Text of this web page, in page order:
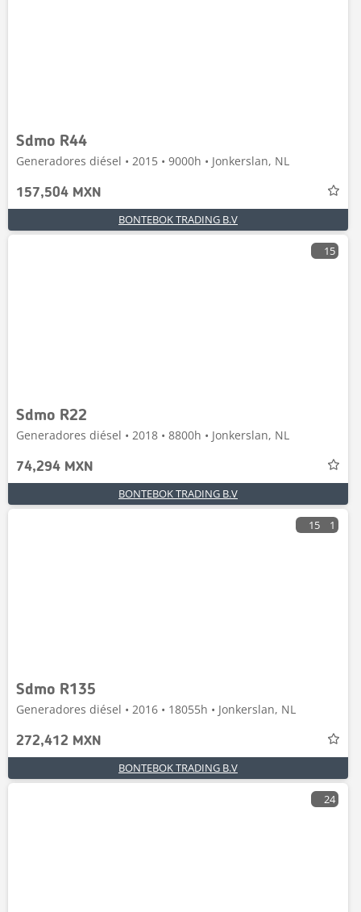
Sdmo R44
Generadores diésel • 2015 • 9000h • Jonkerslan, NL
157,504 MXN
BONTEBOK TRADING B.V
15
Sdmo R22
Generadores diésel • 2018 • 8800h • Jonkerslan, NL
74,294 MXN
BONTEBOK TRADING B.V
15 1
Sdmo R135
Generadores diésel • 2016 • 18055h • Jonkerslan, NL
272,412 MXN
BONTEBOK TRADING B.V
24